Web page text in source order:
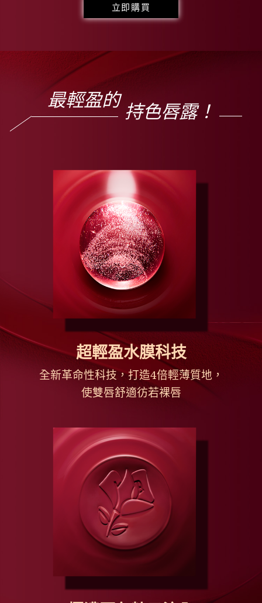
立即購買
最輕盈的
持色唇露！
超輕盈水膜科技
全新革命性科技，打造4倍輕薄質地，
使雙唇舒適彷若裸唇